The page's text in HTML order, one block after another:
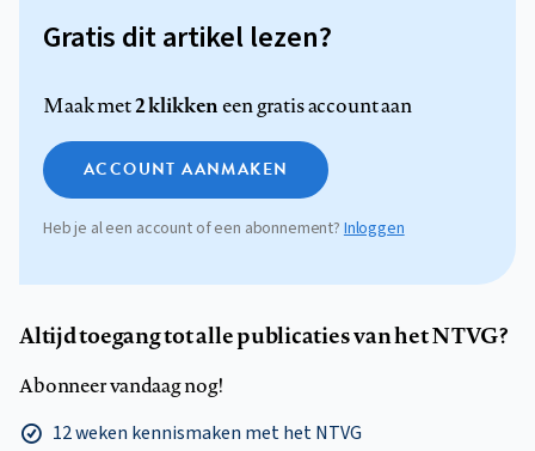
Gratis dit artikel lezen?
Maak met2 klikkeneen gratis account aan
ACCOUNT AANMAKEN
Heb je al een account of een abonnement? Inloggen
Altijd toegang tot alle publicaties van het NTVG?
Abonneer vandaag nog!
12 weken kennismaken met het NTVG